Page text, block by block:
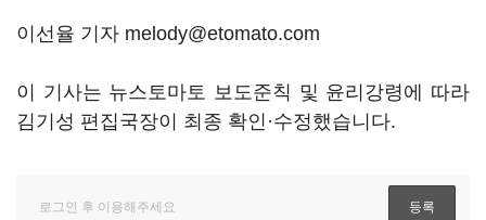
이선율 기자 melody@etomato.com
이 기사는 뉴스토마토 보도준칙 및 윤리강령에 따라
김기성 편집국장이 최종 확인·수정했습니다.